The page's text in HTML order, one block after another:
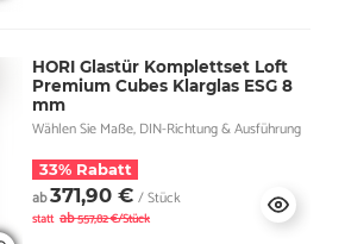
HORI Glastür Komplettset Loft
Premium Cubes Klarglas ESG 8
mm
Wählen Sie Maße, DIN-Richtung & Ausführung
33% Rabatt
ab371,90 € / Stück
statt ab557,82 €/Stück